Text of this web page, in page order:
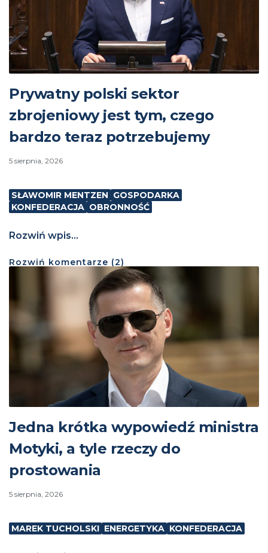
Prywatny polski sektor
zbrojeniowy jest tym, czego
bardzo teraz potrzebujemy
5 sierpnia, 2026
SŁAWOMIR MENTZEN GOSPODARKA
KONFEDERACJA OBRONNOŚĆ
Rozwiń wpis...
Rozwiń komentarze (2)
Jedna krótka wypowiedź ministra
Motyki, a tyle rzeczy do
prostowania
5 sierpnia, 2026
MAREK TUCHOLSKI ENERGETYKA KONFEDERACJA